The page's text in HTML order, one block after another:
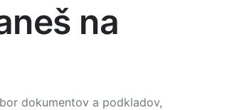
na
dokumentov a podkladov,